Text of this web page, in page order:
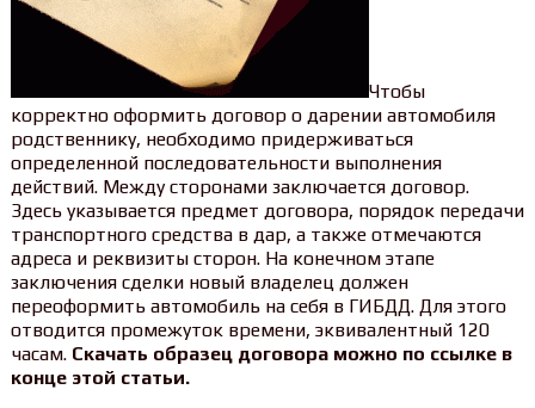
Чтобы
корректно оформить договор о дарении автомобиля
родственнику, необходимо придерживаться
определенной последовательности выполнения
действий. Между сторонами заключается договор.
Здесь указывается предмет договора, порядок передачи
транспортного средства в дар, а также отмечаются
адреса и реквизиты сторон. На конечном этапе
заключения сделки новый владелец должен
переоформить автомобиль на себя в ГИБДД. Для этого
отводится промежуток времени, эквивалентный 120
часам. Скачать образец договора можно по ссылке в
конце этой статьи.